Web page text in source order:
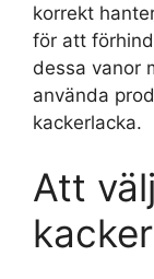
korrekt
för att
dessa vanor
använda
kackerlacka.
Att